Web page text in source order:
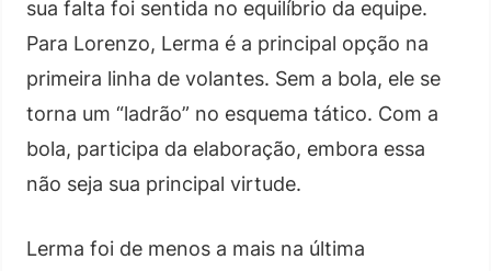
sua falta foi sentida no equilíbrio da equipe.
Para Lorenzo, Lerma é a principal opção na
primeira linha de volantes. Sem a bola, ele se
torna um “ladrão” no esquema tático. Com a
bola, participa da elaboração, embora essa
não seja sua principal virtude.
Lerma foi de menos a mais na última